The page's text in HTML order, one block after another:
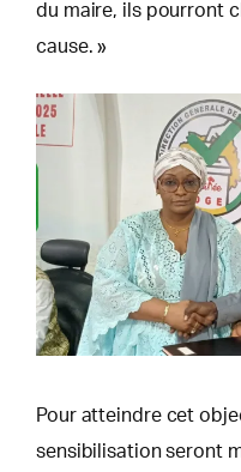
du maire, ils pourront
cause. »
Pour atteindre cet
sensibilisation seront